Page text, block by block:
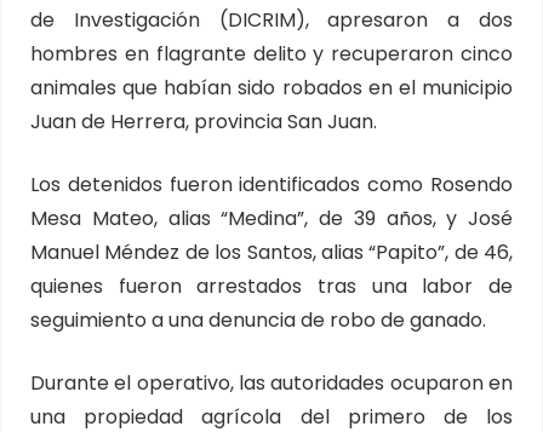
de Investigación (DICRIM), apresaron a dos
hombres en flagrante delito y recuperaron cinco
animales que habían sido robados en el municipio
Juan de Herrera, provincia San Juan.
Los detenidos fueron identificados como Rosendo
Mesa Mateo, alias “Medina”, de 39 años, y José
Manuel Méndez de los Santos, alias “Papito”, de 46,
quienes fueron arrestados tras una labor de
seguimiento a una denuncia de robo de ganado.
Durante el operativo, las autoridades ocuparon en
una propiedad agrícola del primero de los